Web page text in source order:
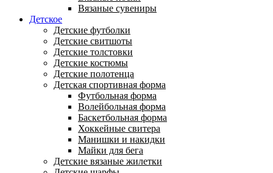
Вязаные сувениры
Детское
Детские футболки
Детские свитшоты
Детские толстовки
Детские костюмы
Детские полотенца
Детская спортивная форма
Футбольная форма
Волейбольная форма
Баскетбольная форма
Хоккейные свитера
Манишки и накидки
Майки для бега
Детские вязаные жилетки